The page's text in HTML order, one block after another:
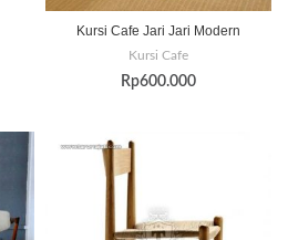
Kursi Cafe Jari Jari Modern
Kursi Cafe
Rp600.000